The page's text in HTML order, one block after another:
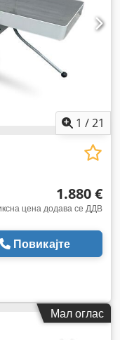
1 /21
1.880 €
цена додава се ДДВ
Повикајте
Мал оглас